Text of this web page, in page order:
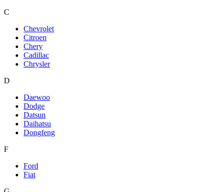
C
Chevrolet
Citroen
Chery
Cadillac
Chrysler
D
Daewoo
Dodge
Datsun
Daihatsu
Dongfeng
F
Ford
Fiat